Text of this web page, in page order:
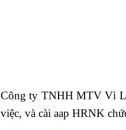
Công ty TNHH MTV Vì
việc, và cài aap HRNK